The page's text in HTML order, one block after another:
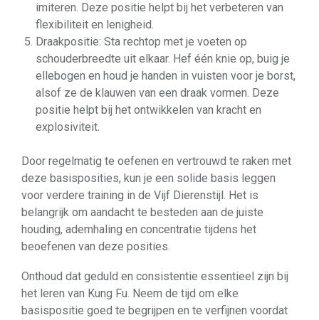
imiteren. Deze positie helpt bij het verbeteren van
flexibiliteit en lenigheid.
Draakpositie: Sta rechtop met je voeten op
schouderbreedte uit elkaar. Hef één knie op, buig je
ellebogen en houd je handen in vuisten voor je borst,
alsof ze de klauwen van een draak vormen. Deze
positie helpt bij het ontwikkelen van kracht en
explosiviteit.
Door regelmatig te oefenen en vertrouwd te raken met
deze basisposities, kun je een solide basis leggen
voor verdere training in de Vijf Dierenstijl. Het is
belangrijk om aandacht te besteden aan de juiste
houding, ademhaling en concentratie tijdens het
beoefenen van deze posities.
Onthoud dat geduld en consistentie essentieel zijn bij
het leren van Kung Fu. Neem de tijd om elke
basispositie goed te begrijpen en te verfijnen voordat